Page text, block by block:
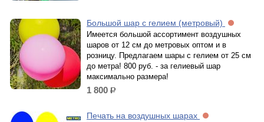
Большой шар с гелием (метровый)
Имеется большой ассортимент воздушных
шаров от 12 см до метровых оптом и в
розницу. Предлагаем шары с гелием от 25 см
до метра! 800 руб. - за гелиевый шар
максимально размера!
1 800 р.
Печать на воздушных шарах